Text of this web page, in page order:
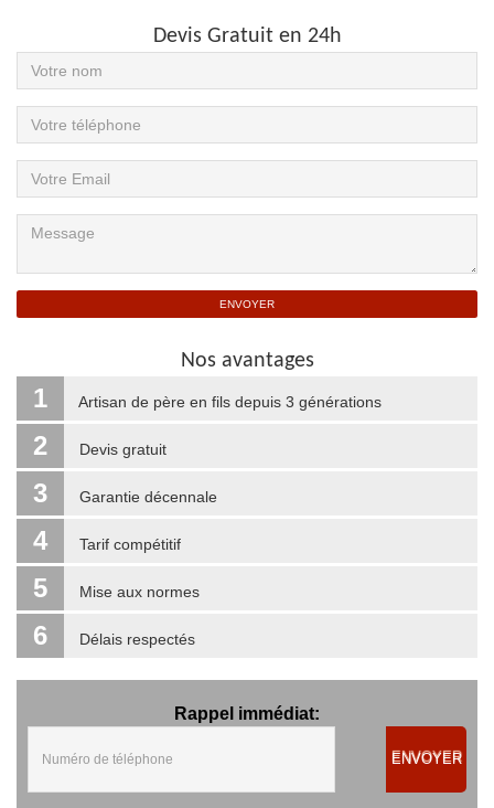
Devis Gratuit en 24h
Nos avantages
1 Artisan de père en fils depuis 3 générations
2 Devis gratuit
3 Garantie décennale
4 Tarif compétitif
5 Mise aux normes
6 Délais respectés
Rappel immédiat:
ENVOYER